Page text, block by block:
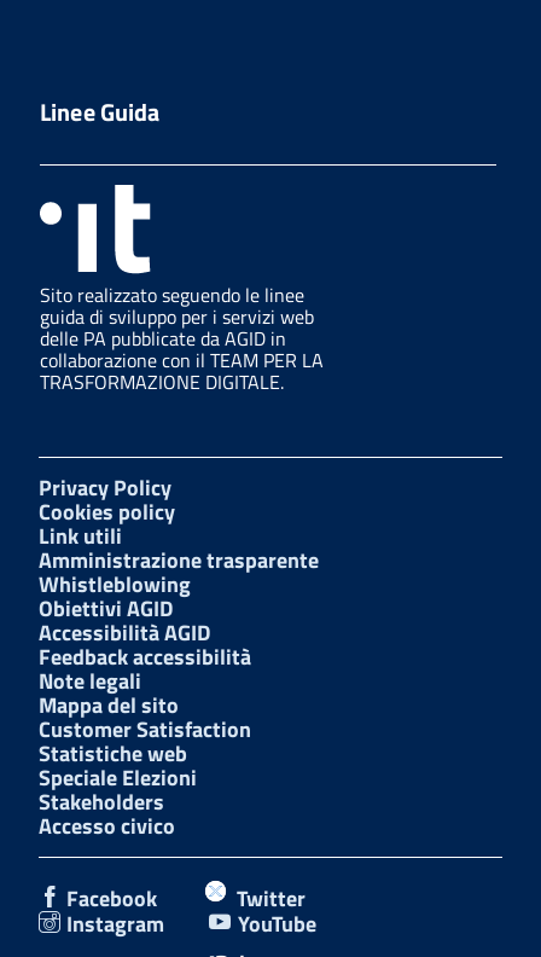
Linee Guida
Sito realizzato seguendo le linee
guida di sviluppo per i servizi web
delle PA pubblicate da AGID in
collaborazione con il TEAM PER LA
TRASFORMAZIONE DIGITALE.
Privacy Policy
Cookies policy
Link utili
Amministrazione trasparente
Whistleblowing
Obiettivi AGID
Accessibilità AGID
Feedback accessibilità
Note legali
Mappa del sito
Customer Satisfaction
Statistiche web
Speciale Elezioni
Stakeholders
Accesso civico
Facebook Twitter
Instagram YouTube